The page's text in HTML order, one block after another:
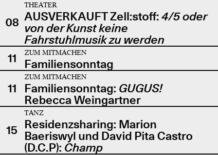
08
THEATER
AUSVERKAUFT Zell:stoff: 4/5 oder
von der Kunst keine
Fahrstuhlmusik zu werden
11
ZUM MITMACHEN
Familiensonntag
11
ZUM MITMACHEN
Familiensonntag: GUGUS!
Rebecca Weingartner
15
TANZ
Residenzsharing: Marion
Baeriswyl und David Pita Castro
(D.C.P): Champ